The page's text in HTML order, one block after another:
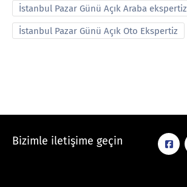
İstanbul Pazar Günü Açık Araba ekspertiz
İstanbul Pazar Günü Açık Oto Ekspertiz
Bizimle iletişime geçin